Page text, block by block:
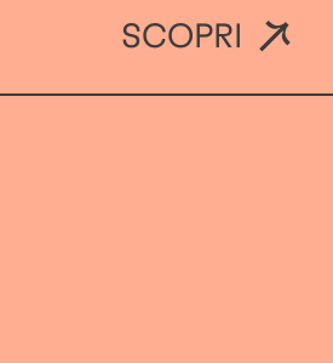
SCOPRI